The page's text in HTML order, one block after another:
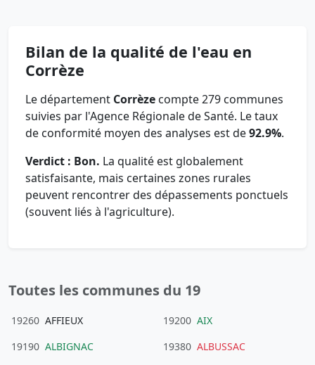
Bilan de la qualité de l'eau en
Corrèze
Le département Corrèze compte 279 communes
suivies par l'Agence Régionale de Santé. Le taux
de conformité moyen des analyses est de92.9%.
Verdict : Bon. La qualité est globalement
satisfaisante, mais certaines zones rurales
peuvent rencontrer des dépassements ponctuels
(souvent liés à l'agriculture).
Toutes les communes du 19
19260 AFFIEUX 19200 AIX
19190 ALBIGNAC 19380 ALBUSSAC